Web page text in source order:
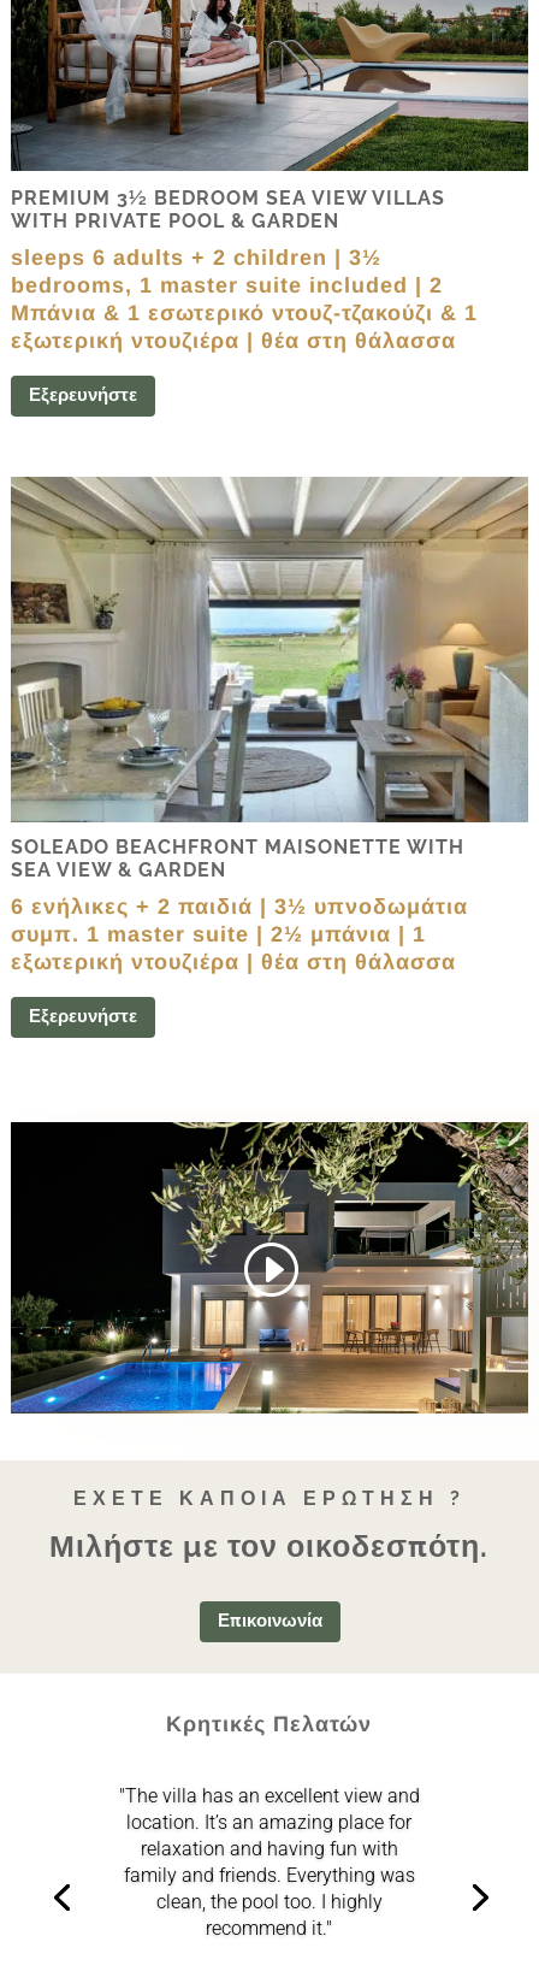
PREMIUM 3½ BEDROOM SEA VIEW VILLAS
WITH PRIVATE POOL & GARDEN
sleeps 6 adults + 2 children | 3½
bedrooms, 1 master suite included | 2
Μπάνια & 1 εσωτερικό ντουζ-τζακούζι & 1
εξωτερική ντουζιέρα | θέα στη θάλασσα
Εξερευνήστε
SOLEADO BEACHFRONT MAISONETTE WITH
SEA VIEW & GARDEN
6 ενήλικες + 2 παιδιά | 3½ υπνοδωμάτια
συμπ. 1 master suite | 2½ μπάνια | 1
εξωτερική ντουζιέρα | θέα στη θάλασσα
Εξερευνήστε
ΈΧΕΤΕ ΚΆΠΟΙΑ ΕΡΏΤΗΣΗ ?
Μιλήστε με τον οικοδεσπότη.
Επικοινωνία
Κρητικές Πελατών
"The villa has an excellent view and
location. It’s an amazing place for
relaxation and having fun with
family and friends. Everything was
clean, the pool too. I highly
recommend it."